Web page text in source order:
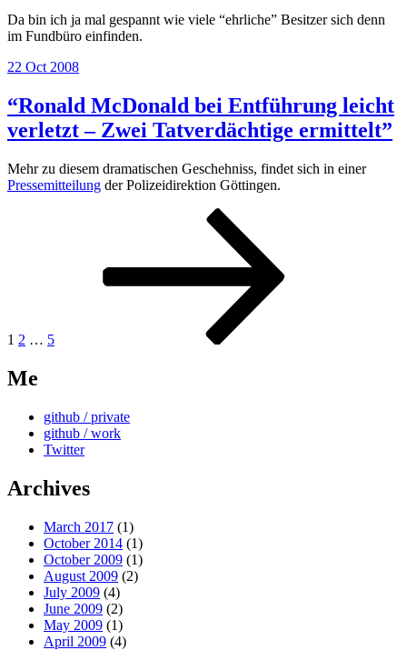
Da bin ich ja mal gespannt wie viele “ehrliche” Besitzer sich denn
im Fundbüro einfinden.
Posted
22 Oct 2008
“Ronald McDonald bei Entführung leicht
verletzt – Zwei Tatverdächtige ermittelt”
Mehr zu diesem dramatischen Geschehniss, findet sich in einer
Pressemitteilung der Polizeidirektion Göttingen.
1 2 … 5
Me
github / private
github / work
Twitter
Archives
March 2017 (1)
October 2014 (1)
October 2009 (1)
August 2009 (2)
July 2009 (4)
June 2009 (2)
May 2009 (1)
April 2009 (4)